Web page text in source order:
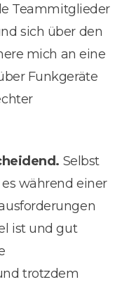
Teammitglieder
sich über den
mich an eine
Funkgeräte
Selbst
während einer
ist und gut
trotzdem